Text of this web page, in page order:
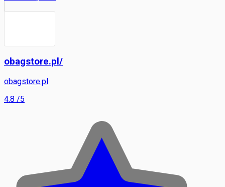
obagstore.pl/
obagstore.pl
4.8 /5